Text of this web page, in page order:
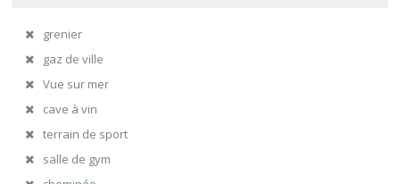
grenier
gaz de ville
Vue sur mer
cave à vin
terrain de sport
salle de gym